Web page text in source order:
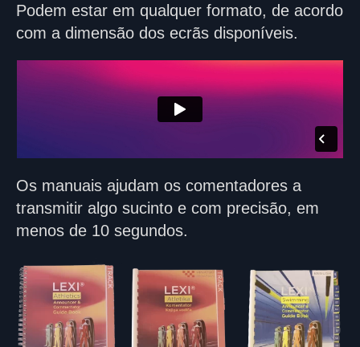
Podem estar em qualquer formato, de acordo
com a dimensão dos ecrãs disponíveis.
Os manuais ajudam os comentadores a
transmitir algo sucinto e com precisão, em
menos de 10 segundos.